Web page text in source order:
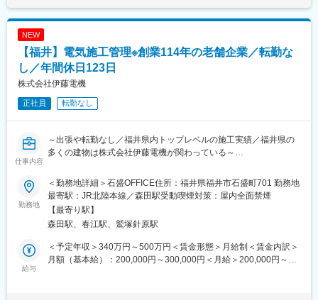
事務の担当に任せることもございます。
午後以降：商品情報の提供、調査
1日数社程度お客様先を訪問し商品の提案・納品
ト2名が在籍しています。未経験の方は、先輩社員が手厚くサポー
トします。
■働き方：
同社の営業スタイルは、基本的に既存顧客メインで、訪問営業が
中心です。出張は年に数回程度、宿泊を伴うこともあります。直
行直帰が可能でございます。残業は月平均10時間～20時間程度
なく、地元で安定して働くことができます。
NEW
【福井】電気施工管理※創業114年の老舗企業／転勤な
し／年間休日123日
株式会社伊藤電機
正社員 転勤なし
仕事内容
～出張や転勤なし／福井県内トップレベルの施工実績／福井県の
多くの建物は株式会社伊藤電機が関わっている～
■担当業務
・電気工事施工管理として、福井県内の工場／病院／図書館／博
物館など幅広い建物の電気工事を行います。
・その他の業務内容としては、営業部が受注した案件の工程管理
／安全管理、また他社／ゼネコン等との打ち合わせもございま
す。
・福井県の多くの建物は当社が関与しておりますので、街を見渡
勤務地
＜勤務地詳細＞石盛OFFICE住所：福井県福井市石盛町701 勤務地
最寄駅：JR北陸本線／森田駅受動喫煙対策：屋内全面禁煙
【最寄り駅】
森田駅、春江駅、鷲塚針原駅
給与
＜予定年収＞340万円～500万円＜賃金形態＞月給制＜賃金内訳＞
月額（基本給）：200,000円～300,000円＜月給＞200,000円～